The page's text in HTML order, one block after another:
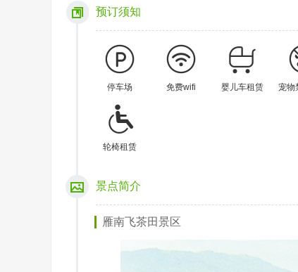
预订须知
停车场 免费wifi 婴儿车租赁 宠物
轮椅租赁
景点简介
雁南飞茶田景区